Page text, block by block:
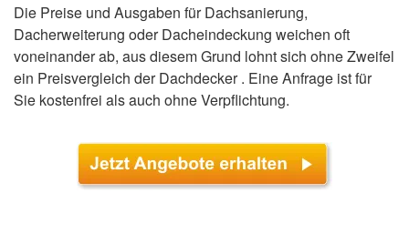
Die Preise und Ausgaben für Dachsanierung,
Dacherweiterung oder Dacheindeckung weichen oft
voneinander ab, aus diesem Grund lohnt sich ohne Zweifel
ein Preisvergleich der Dachdecker . Eine Anfrage ist für
Sie kostenfrei als auch ohne Verpflichtung.